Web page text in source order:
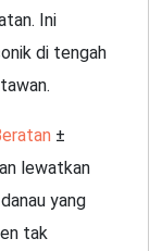
Ini
di tengah
±
lewatkan
yang
tak